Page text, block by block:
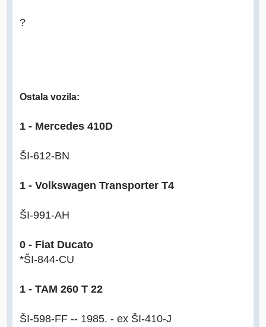
?
Ostala vozila:
1 - Mercedes 410D
ŠI-612-BN
1 - Volkswagen Transporter T4
ŠI-991-AH
0 - Fiat Ducato
*ŠI-844-CU
1 - TAM 260 T 22
ŠI-598-FF -- 1985. - ex ŠI-410-J